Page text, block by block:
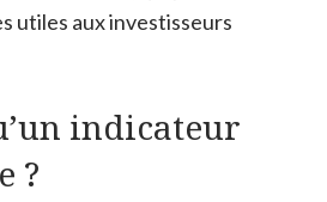
utiles aux investisseurs
indicateur
?